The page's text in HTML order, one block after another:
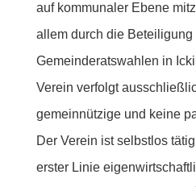
auf kommunaler Ebene
allem durch die Beteiligung
Gemeinderatswahlen in
Verein verfolgt
gemeinnützige und keine
Der Verein ist selbstlos
erster Linie